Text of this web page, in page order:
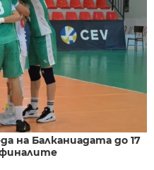
на Балканиадата до 17